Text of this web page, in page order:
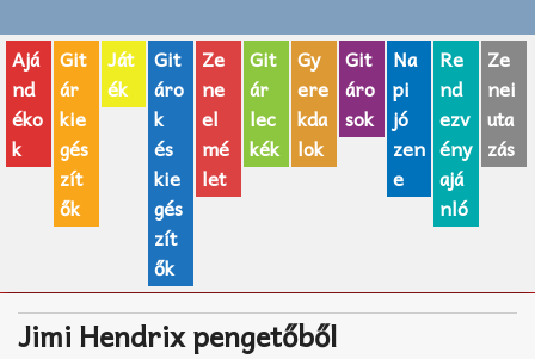
AJÁNDÉK ÖTLETEK
Vicces
GITÁR MÁRKÁK
TOP100 nóta
Zeneiskolák
Ajá
nd
éko
k
Git
ár
kie
gés
zít
ők
Ját
ék
Git
áro
k
és
kie
gés
zít
ők
Ze
ne
el
mé
let
Git
ár
lec
kék
Gy
ere
kda
lok
Git
áro
sok
Na
pi
jó
zen
e
Re
nd
ezv
ény
ajá
nló
Ze
nei
uta
zás
Jimi Hendrix pengetőből